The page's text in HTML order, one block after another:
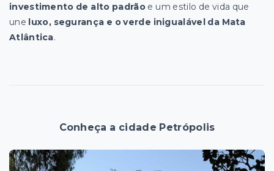
investimento de alto padrãoe um estilo de vida que
une luxo, segurança e o verde inigualável da Mata
Atlântica.
Conheça a cidade Petrópolis